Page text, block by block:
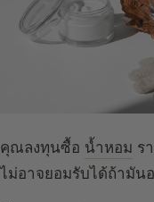
คุณลงทุนซื้อ น้ำหอม ร
ไม่อาจยอมรับได้ถ้ามัน